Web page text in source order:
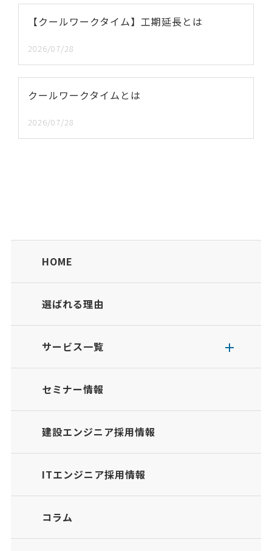
【クールワークタイム】工期延長とは
2026/07/28
クールワークタイムとは
2026/07/28
HOME
選ばれる理由
サービス一覧
セミナー情報
建設エンジニア採用情報
ITエンジニア採用情報
コラム